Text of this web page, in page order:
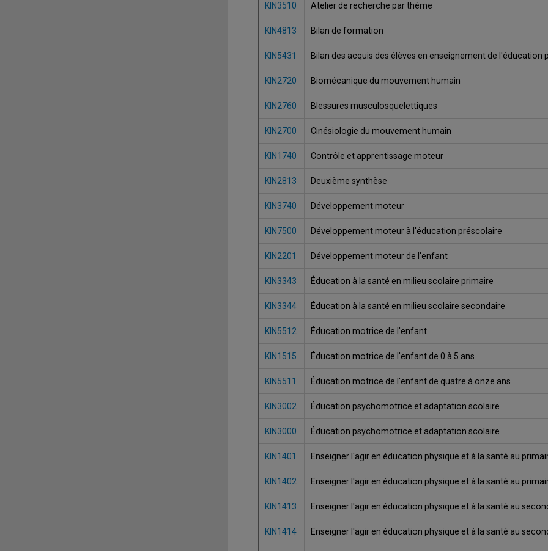
KIN3510 Atelier de recherche par thème
KIN4813 Bilan de formation
KIN5431 Bilan des acquis des élèves en enseignement de l'éducation
KIN2720 Biomécanique du mouvement humain
KIN2760 Blessures musculosquelettiques
KIN2700 Cinésiologie du mouvement humain
KIN1740 Contrôle et apprentissage moteur
KIN2813 Deuxième synthèse
KIN3740 Développement moteur
KIN7500 Développement moteur à l'éducation préscolaire
KIN2201 Développement moteur de l'enfant
KIN3343 Éducation à la santé en milieu scolaire primaire
KIN3344 Éducation à la santé en milieu scolaire secondaire
KIN5512 Éducation motrice de l'enfant
KIN1515 Éducation motrice de l'enfant de 0 à 5 ans
KIN5511 Éducation motrice de l'enfant de quatre à onze ans
KIN3002 Éducation psychomotrice et adaptation scolaire
KIN3000 Éducation psychomotrice et adaptation scolaire
KIN1401 Enseigner l'agir en éducation physique et à la santé au
KIN1402 Enseigner l'agir en éducation physique et à la santé au
KIN1413 Enseigner l'agir en éducation physique et à la santé au
KIN1414 Enseigner l'agir en éducation physique et à la santé au